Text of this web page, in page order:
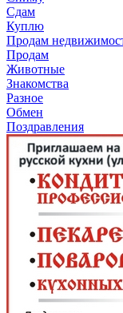
Сдам
Куплю
Продам
Продам
Животные
Знакомства
Разное
Обмен
Поздравления